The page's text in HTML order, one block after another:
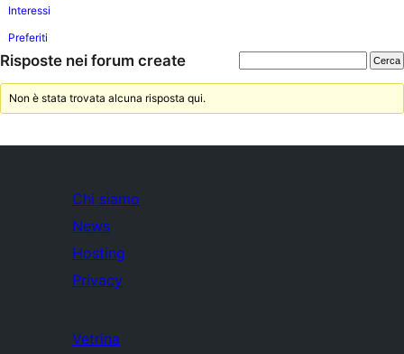
Interessi
Preferiti
Risposte nei forum create
Non è stata trovata alcuna risposta qui.
Chi siamo
News
Hosting
Privacy
Vetrina